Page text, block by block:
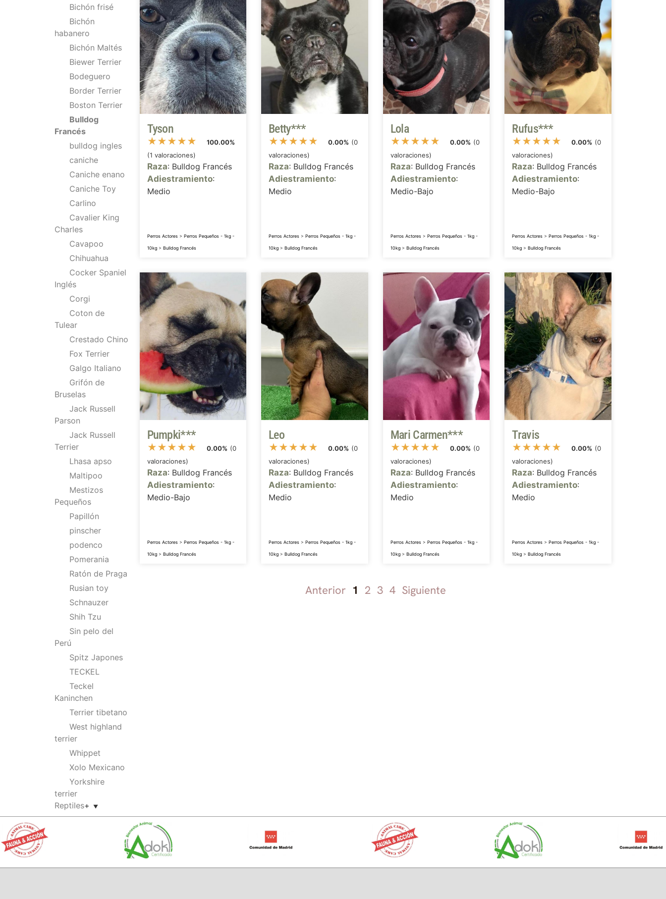
Bichón frisé
Bichón
habanero
Bichón Maltés
Biewer Terrier
Bodeguero
Border Terrier
Boston Terrier
Bulldog
Francés
bulldog ingles
caniche
Caniche enano
Caniche Toy
Carlino
Cavalier King
Charles
Cavapoo
Chihuahua
Cocker Spaniel
Inglés
Corgi
Coton de
Tulear
Crestado Chino
Fox Terrier
Galgo Italiano
Grifón de
Bruselas
Jack Russell
Parson
Jack Russell
Terrier
Lhasa apso
Maltipoo
Mestizos
Pequeños
Papillón
pinscher
podenco
Pomerania
Ratón de Praga
Rusian toy
Schnauzer
Shih Tzu
Sin pelo del
Perú
Spitz Japones
TECKEL
Teckel
Kaninchen
Terrier tibetano
West highland
terrier
Whippet
Xolo Mexicano
Yorkshire
terrier
Reptiles+
Tyson
★★★★★
100.00%
(1 valoraciones)
Raza: Bulldog Francés
Adiestramiento:
Medio
Perros Actores> Perros Pequeños - 1kg -
10kg> Bulldog Francés
Betty***
★★★★★ 0.00% (0
valoraciones)
Raza: Bulldog Francés
Adiestramiento:
Medio
Perros Actores >Perros Pequeños - 1kg -
10kg >Bulldog Francés
Lola
★★★★★ 0.00% (0
valoraciones)
Raza: Bulldog Francés
Adiestramiento:
Medio-Bajo
Perros Actores> Perros Pequeños - 1kg -
10kg> Bulldog Francés
Rufus***
★★★★★ 0.00% (0
valoraciones)
Raza: Bulldog Francés
Adiestramiento:
Medio-Bajo
Perros Actores >Perros Pequeños - 1kg -
10kg >Bulldog Francés
Pumpki***
★★★★★ 0.00% (0
valoraciones)
Raza: Bulldog Francés
Adiestramiento:
Medio-Bajo
Perros Actores> Perros Pequeños - 1kg -
10kg> Bulldog Francés
Leo
★★★★★ 0.00% (0
valoraciones)
Raza: Bulldog Francés
Adiestramiento:
Medio
Perros Actores >Perros Pequeños - 1kg -
10kg >Bulldog Francés
Mari Carmen***
★★★★★ 0.00% (0
valoraciones)
Raza: Bulldog Francés
Adiestramiento:
Medio
Perros Actores> Perros Pequeños - 1kg -
10kg> Bulldog Francés
Travis
★★★★★ 0.00% (0
valoraciones)
Raza: Bulldog Francés
Adiestramiento:
Medio
Perros Actores >Perros Pequeños - 1kg -
10kg >Bulldog Francés
Anterior 1 2 3 4 Siguiente